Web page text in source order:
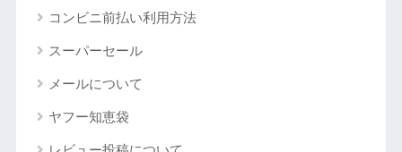
コンビニ前払い利用方法
スーパーセール
メールについて
ヤフー知恵袋